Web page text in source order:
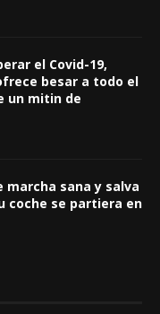
el Covid-19,
besar a todo el
un mitin de
marcha sana y salva
coche se partiera en